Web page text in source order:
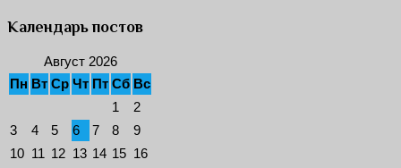
Календарь постов
Август 2026
Пн Вт Ср Чт Пт Сб Вс
1
2
3
4 5 6 7 8
9
10 11 12 13 14 15 16